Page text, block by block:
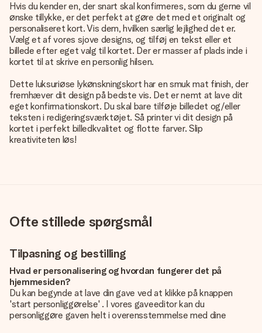
Hvis du kender en, der snart skal konfirmeres, som du gerne vil
ønske tillykke, er det perfekt at gøre det med et originalt og
personaliseret kort. Vis dem, hvilken særlig lejlighed det er.
Vælg et af vores sjove designs, og tilføj en tekst eller et
billede efter eget valg til kortet. Der er masser af plads inde i
kortet til at skrive en personlig hilsen.
Dette luksuriøse lykønskningskort har en smuk mat finish, der
fremhæver dit design på bedste vis. Det er nemt at lave dit
eget konfirmationskort. Du skal bare tilføje billedet og/eller
teksten i redigeringsværktøjet. Så printer vi dit design på
kortet i perfekt billedkvalitet og flotte farver. Slip
kreativiteten løs!
Ofte stillede spørgsmål
Tilpasning og bestilling
Hvad er personalisering og hvordan fungerer det på
hjemmesiden?
Du kan begynde at lave din gave ved at klikke på knappen
'start personliggørelse' . I vores gaveeditor kan du
personliggøre gaven helt i overensstemmelse med dine